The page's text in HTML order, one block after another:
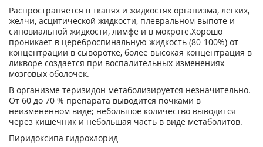
Распространяется в тканях и жидкостях организма, легких,
желчи, асцитической жидкости, плевральном выпоте и
синовиальной жидкости, лимфе и в мокроте.Хорошо
проникает в цереброспинальную жидкость (80-100%) от
концентрации в сыворотке, более высокая концентрация в
ликворе создается при воспалительных изменениях
мозговых оболочек.
В организме теризидон метаболизируется незначительно.
От 60 до 70 % препарата выводится почками в
неизмененном виде; небольшое количество выводится
через кишечник и небольшая часть в виде метаболитов.
Пиридоксипа гидрохлорид